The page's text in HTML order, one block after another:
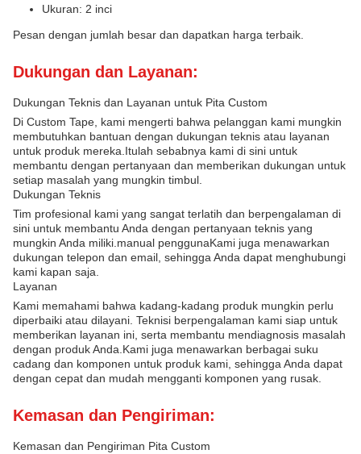
Ukuran: 2 inci
Pesan dengan jumlah besar dan dapatkan harga terbaik.
Dukungan dan Layanan:
Dukungan Teknis dan Layanan untuk Pita Custom
Di Custom Tape, kami mengerti bahwa pelanggan kami mungkin
membutuhkan bantuan dengan dukungan teknis atau layanan
untuk produk mereka.Itulah sebabnya kami di sini untuk
membantu dengan pertanyaan dan memberikan dukungan untuk
setiap masalah yang mungkin timbul.
Dukungan Teknis
Tim profesional kami yang sangat terlatih dan berpengalaman di
sini untuk membantu Anda dengan pertanyaan teknis yang
mungkin Anda miliki.manual penggunaKami juga menawarkan
dukungan telepon dan email, sehingga Anda dapat menghubungi
kami kapan saja.
Layanan
Kami memahami bahwa kadang-kadang produk mungkin perlu
diperbaiki atau dilayani. Teknisi berpengalaman kami siap untuk
memberikan layanan ini, serta membantu mendiagnosis masalah
dengan produk Anda.Kami juga menawarkan berbagai suku
cadang dan komponen untuk produk kami, sehingga Anda dapat
dengan cepat dan mudah mengganti komponen yang rusak.
Kemasan dan Pengiriman:
Kemasan dan Pengiriman Pita Custom